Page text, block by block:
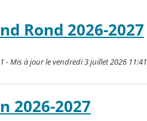
Rond 2026-2027
- Mis à jour le vendredi 3 juillet 2026 11:41
2026-2027